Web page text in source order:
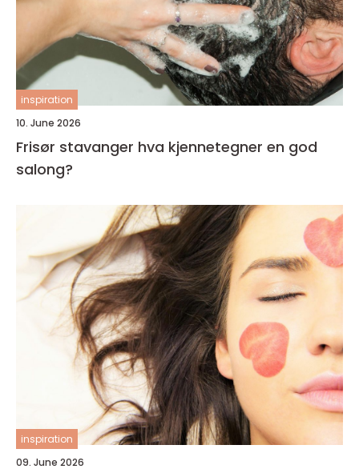
inspiration
10. June 2026
Frisør stavanger hva kjennetegner en god
salong?
inspiration
09. June 2026